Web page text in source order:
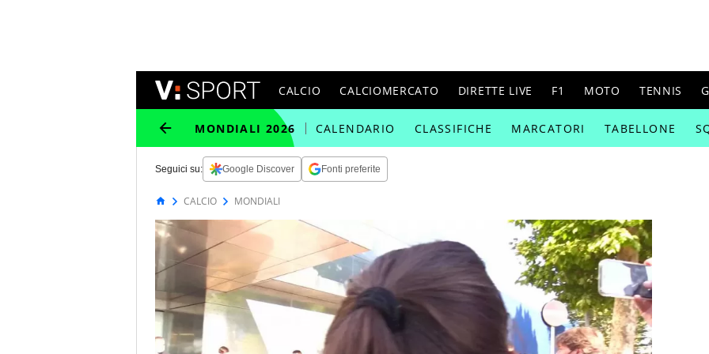
CALCIO CALCIOMERCATO DIRETTE LIVE F1 MOTO TENNIS
MONDIALI 2026 CALENDARIO CLASSIFICHE MARCATORI TABELLONE
Seguici su: Google Discover Fonti preferite
CALCIO MONDIALI